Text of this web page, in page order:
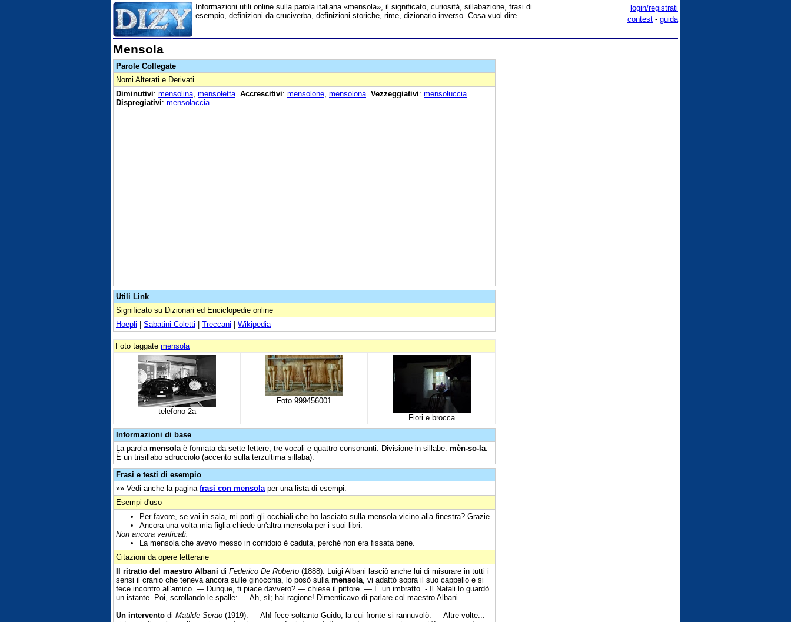
login/registrati
contest - guida
Informazioni utili online sulla parola italiana «mensola», il significato, curiosità, sillabazione, frasi di
esempio, definizioni da cruciverba, definizioni storiche, rime, dizionario inverso. Cosa vuol dire.
Mensola
Parole Collegate
Nomi Alterati e Derivati
Diminutivi: mensolina mensoletta Accrescitivi: mensolone mensolona Vezzeggiativi: mensoluccia
Dispregiativi: mensolaccia
Utili Link
Significato su Dizionari ed Enciclopedie online
Hoepli | Sabatini Coletti | Treccani | Wikipedia
Foto taggate mensola
telefono 2a
Foto 999456001
Fiori e brocca
Informazioni di base
La parola mensola è formata da sette lettere, tre vocali e quattro consonanti. Divisione in sillabe: mèn-so-la
È un trisillabo sdrucciolo (accento sulla terzultima sillaba).
Frasi e testi di esempio
»» Vedi anche la pagina frasi con mensola per una lista di esempi.
Esempi d'uso
Per favore, se vai in sala, mi porti gli occhiali che ho lasciato sulla mensola vicino alla finestra? Grazie.
Ancora una volta mia figlia chiede un'altra mensola per i suoi libri.
Non ancora verificati:
La mensola che avevo messo in corridoio è caduta, perché non era fissata bene.
Citazioni da opere letterarie
Il ritratto del maestro Albani di Federico De Roberto (1888): Luigi Albani lasciò anche lui di misurare in tutti i
sensi il cranio che teneva ancora sulle ginocchia, lo posò sulla mensola , vi adattò sopra il suo cappello e si
fece incontro all'amico. — Dunque, ti piace davvero? — chiese il pittore. — È un imbratto. - Il Natali lo guardò
un istante. Poi, scrollando le spalle: — Ah, sì; hai ragione! Dimenticavo di parlare col maestro Albani.
Un intervento di Matilde Serao (1919): — Ah! fece soltanto Guido, la cui fronte si rannuvolò. — Altre volte...